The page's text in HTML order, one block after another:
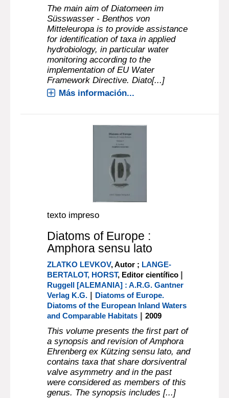
The main aim of Diatomeen im
Süsswasser - Benthos von
Mitteleuropa is to provide assistance
for identification of taxa in applied
hydrobiology, in particular water
monitoring according to the
implementation of EU Water
Framework Directive. Diato[...]
Más información...
texto impreso
Diatoms of Europe :
Amphora sensu lato
ZLATKO LEVKOV, Autor ; LANGE-
BERTALOT, HORST, Editor científico |
Ruggell [ALEMANIA] : A.R.G. Gantner
Verlag K.G. | Diatoms of Europe.
Diatoms of the European Inland Waters
and Comparable Habitats |2009
This volume presents the first part of
a synopsis and revision of Amphora
Ehrenberg ex Kützing sensu lato, and
contains taxa that share dorsiventral
valve asymmetry and in the past
were considered as members of this
genus. The synopsis includes [...]